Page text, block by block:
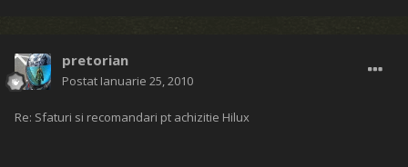
pretorian
Postat Ianuarie 25, 2010
Re: Sfaturi si recomandari pt achizitie Hilux